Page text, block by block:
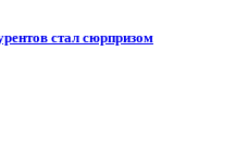
стал сюрпризом